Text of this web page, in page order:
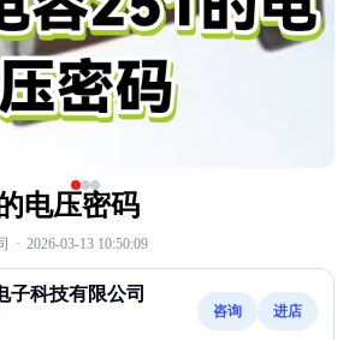
电压密码
· 2026-03-13 10:50:09
子科技有限公司
咨询 进店